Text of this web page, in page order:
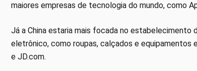
maiores empresas de tecnologia do mundo, como
Já a China estaria mais focada no
eletrônico, como roupas, calçados e
e JD.com.